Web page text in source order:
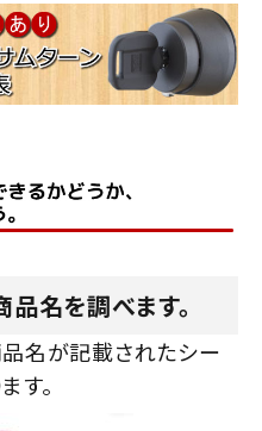
品名を調べます。
名が記載されたシー
す。